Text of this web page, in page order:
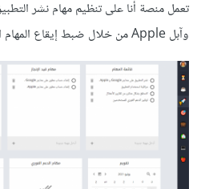
وآبل Apple من خلال ضبط إيقاع المهام التالية: